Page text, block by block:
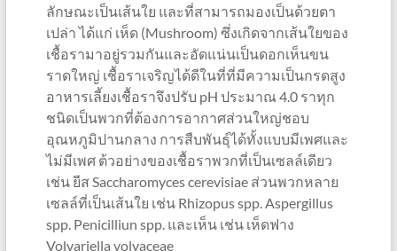
ลักษณะเป็นเส้นใย และที่สามารถมองเป็นด้วยตา
เปล่า ได้แก่ เห็ด (Mushroom) ซึ่งเกิดจากเส้นใยของ
เชื้อรามาอยู่รวมกันและอัดแน่นเป็นดอกเห็นขน
ราดใหญ่ เชื้อราเจริญได้ดีในที่ที่มีความเป็นกรดสูง
อาหารเลี้ยงเชื้อราจึงปรับ pH ประมาณ 4.0 ราทุก
ชนิดเป็นพวกที่ต้องการอากาศส่วนใหญ่ชอบ
อุณหภูมิปานกลาง การสืบพันธุ์ได้ทั้งแบบมีเพศและ
ไม่มีเพศ ต้วอย่างของเชื้อราพวกที่เป็นเซลล์เดียว
เช่น ยีส Saccharomyces cerevisiae ส่วนพวกหลาย
เซลล์ที่เป็นเส้นใย เช่น Rhizopus spp. Aspergillus
spp. Penicilliun spp. และเห็น เช่น เห็ดฟาง
Volvariella volvaceae